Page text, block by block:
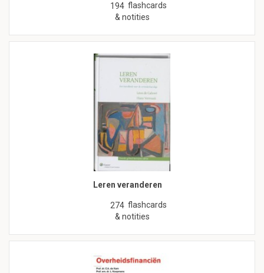
194 flashcards
& notities
Leren veranderen
274 flashcards
& notities